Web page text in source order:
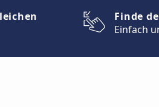
Finde
Einfach